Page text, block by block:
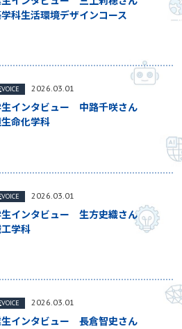
科生活環境デザインコース
生インタビュー 中路千咲さん
命化学科
2026.03.01
生インタビュー 生方史織さん
学科
2026.03.01
生インタビュー 長倉智史さん
2026.03.01